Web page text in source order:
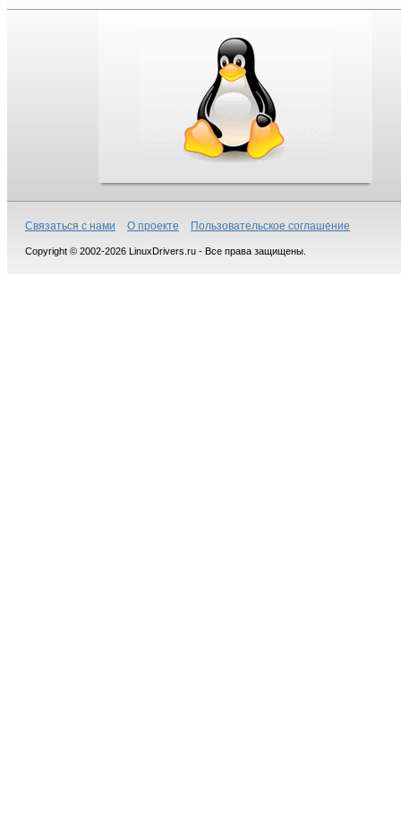
Связаться с нами О проекте Пользовательское соглашение
Copyright © 2002-2026 LinuxDrivers.ru - Все права защищены.